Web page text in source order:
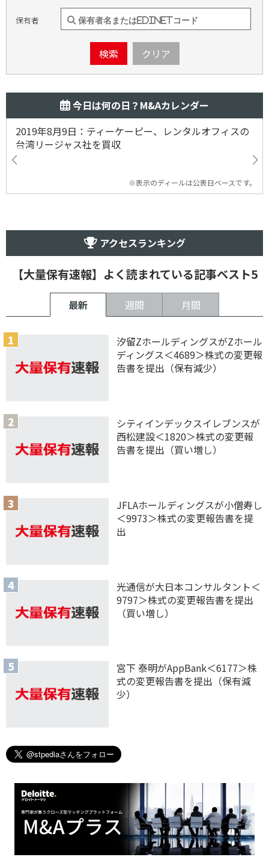
保有者
検索 クリア
今日は何の日？M&Aカレンダー
2019年8月9日：ティーケーピー、レンタルオフィスの
台湾リージャス社を買収
※表示のディールは公表日ベースです。
アクセスランキング
【大量保有速報】よく読まれている記事ベスト5
最新 週間 月間
汐留ZホールディングスがZホール
ディングス＜4689＞株式の変更報
告書を提出（保有減少）
シティインデックスイレブンスが
西松建設＜1820＞株式の変更報
告書を提出（買い増し）
JFLAホールディングスが小僧寿し
＜9973＞株式の変更報告書を提
出
光通信が大日本コンサルタント＜
9797＞株式の変更報告書を提出
（買い増し）
宮下 泰明がAppBank＜6177＞株
式の変更報告書を提出（保有減
少）